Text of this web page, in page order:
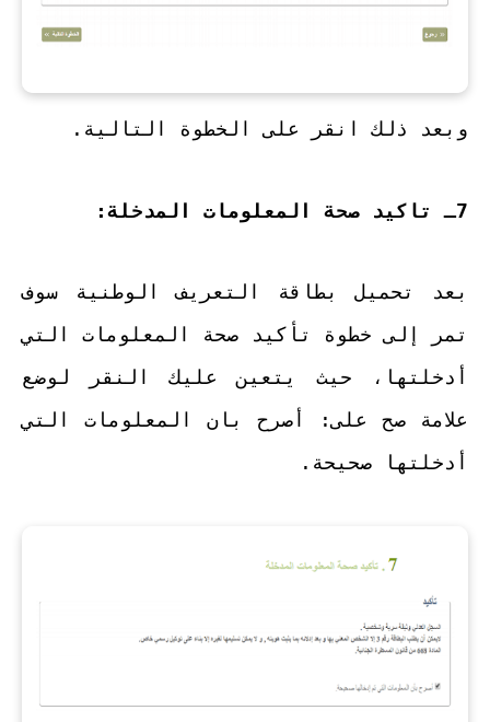
وبعد ذلك انقر على الخطوة التالية.
7ـ تاكيد صحة المعلومات المدخلة:
بعد تحميل بطاقة التعريف الوطنية سوف
تمر إلى خطوة تأكيد صحة المعلومات التي
أدخلتها، حيث يتعين عليك النقر لوضع
علامة صح على: أصرح بان المعلومات التي
أدخلتها صحيحة.